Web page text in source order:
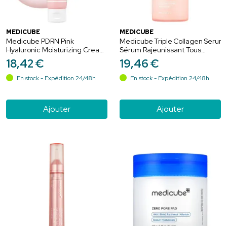
MEDICUBE
Medicube PDRN Pink
Hyaluronic Moisturizing Cream
Crème Hydratante Visage -
50ml
18,42€
En stock - Expédition 24/48h
Ajouter
MEDICUBE
Medicube Triple Collagen
Sérum Rajeunissant Tous
Types de Peaux - 55ml
19,46€
En stock - Expédition 24/48h
Ajouter